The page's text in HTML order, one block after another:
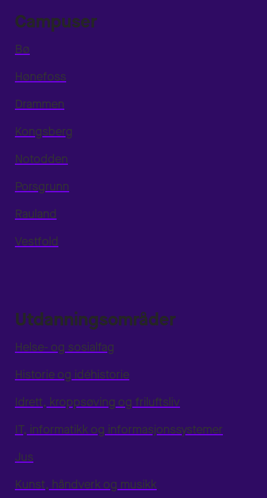
Campuser
Bø
Hønefoss
Drammen
Kongsberg
Notodden
Porsgrunn
Rauland
Vestfold
Utdanningsområder
Helse- og sosialfag
Historie og idéhistorie
Idrett, kroppsøving og friluftsliv
IT, informatikk og informasjonssystemer
Jus
Kunst, håndverk og musikk